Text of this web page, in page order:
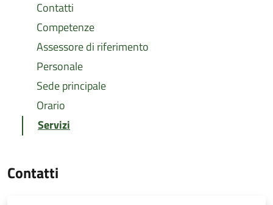
Contatti
Competenze
Assessore di riferimento
Personale
Sede principale
Orario
Servizi
Contatti